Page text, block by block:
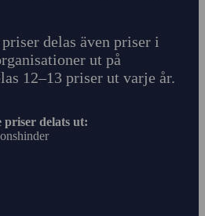
delas även priser i
ut på
12–13 priser ut varje år.
delats ut: